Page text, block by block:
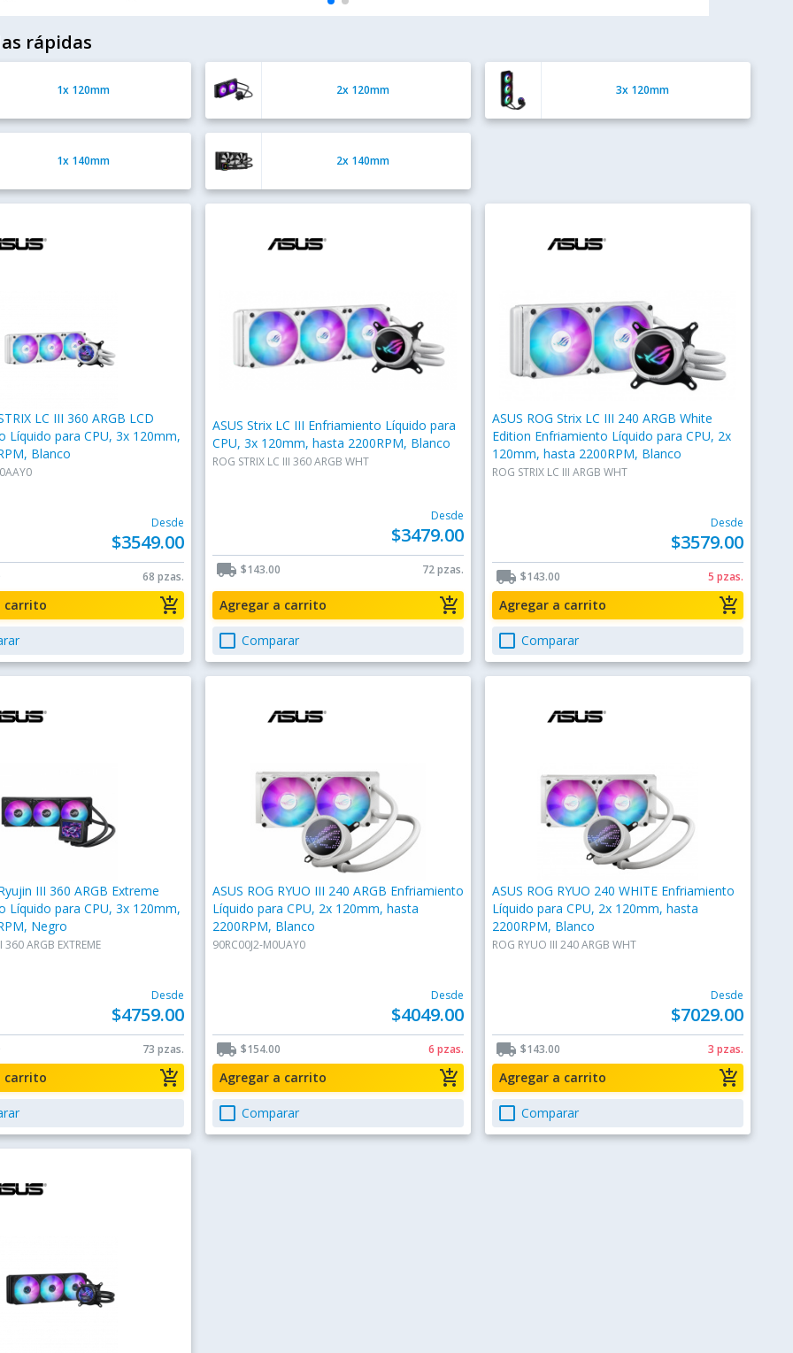
rápidas
1x 120mm 2x 120mm 3x 120mm
1x 140mm 2x 140mm
LC III 360 ARGB LCD
Líquido para CPU, 3x 120mm,
Blanco
Desde
$3549.00
68 pzas.
add_shopping_cart
carrito
ASUS Strix LC III Enfriamiento Líquido para
CPU, 3x 120mm, hasta 2200RPM, Blanco
ROG STRIX LC III 360 ARGB WHT
Desde
$3479.00
local_shipping $143.00 72 pzas.
add_shopping_cart
Agregar a carrito
check_box_outline_blank Comparar
ASUS ROG Strix LC III 240 ARGB White
Edition Enfriamiento Líquido para CPU, 2x
120mm, hasta 2200RPM, Blanco
ROG STRIX LC III ARGB WHT
Desde
$3579.00
local_shipping $143.00 5 pzas.
add_shopping_cart
Agregar a carrito
check_box_outline_blank Comparar
III 360 ARGB Extreme
Líquido para CPU, 3x 120mm,
Negro
360 ARGB EXTREME
Desde
$4759.00
73 pzas.
add_shopping_cart
carrito
ASUS ROG RYUO III 240 ARGB Enfriamiento
Líquido para CPU, 2x 120mm, hasta
2200RPM, Blanco
90RC00J2-M0UAY0
Desde
$4049.00
local_shipping $154.00 6 pzas.
add_shopping_cart
Agregar a carrito
check_box_outline_blank Comparar
ASUS ROG RYUO 240 WHITE Enfriamiento
Líquido para CPU, 2x 120mm, hasta
2200RPM, Blanco
ROG RYUO III 240 ARGB WHT
Desde
$7029.00
local_shipping $143.00 3 pzas.
add_shopping_cart
Agregar a carrito
check_box_outline_blank Comparar